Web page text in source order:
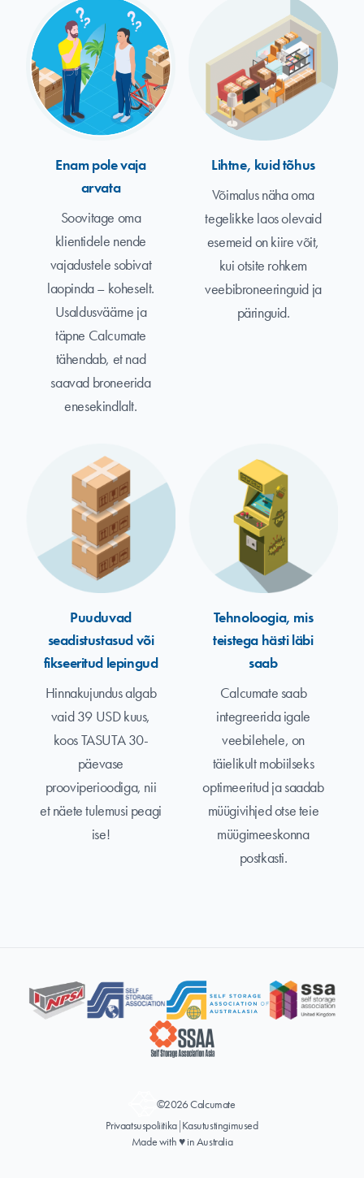
Enam pole vaja
arvata
Soovitage oma
klientidele nende
vajadustele sobivat
laopinda – koheselt.
Usaldusväärne ja
täpne Calcumate
tähendab, et nad
saavad broneerida
enesekindlalt.
Lihtne, kuid tõhus
Võimalus näha oma
tegelikke laos olevaid
esemeid on kiire võit,
kui otsite rohkem
veebibroneeringuid ja
päringuid.
Puuduvad
seadistustasud või
fikseeritud lepingud
Hinnakujundus algab
vaid 39 USD kuus,
koos TASUTA 30-
päevase
prooviperioodiga, nii
et näete tulemusi peagi
ise!
Tehnoloogia, mis
teistega hästi läbi
saab
Calcumate saab
integreerida igale
veebilehele, on
täielikult mobiilseks
optimeeritud ja saadab
müügivihjed otse teie
müügimeeskonna
postkasti.
©2026 Calcumate
Privaatsuspoliitika|Kasutustingimused
Made with ♥ in Australia